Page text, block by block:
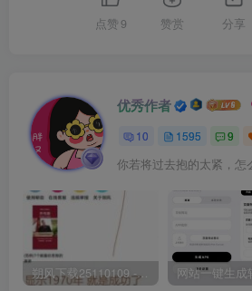
点赞 9 赞赏 分享
优秀作者
10 1595 9
你若将过去抱的太紧，怎
朔风下载25110109 -磁力下载神器-去VIP限制版本